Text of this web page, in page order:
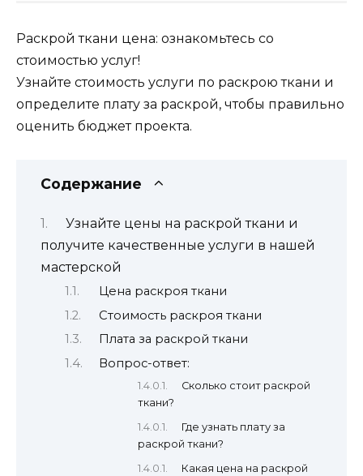
Раскрой ткани цена: ознакомьтесь со
стоимостью услуг!
Узнайте стоимость услуги по раскрою ткани и
определите плату за раскрой, чтобы правильно
оценить бюджет проекта.
Содержание
Узнайте цены на раскрой ткани и
получите качественные услуги в нашей
мастерской
Цена раскроя ткани
Стоимость раскроя ткани
Плата за раскрой ткани
Вопрос-ответ:
Сколько стоит раскрой
ткани?
Где узнать плату за
раскрой ткани?
Какая цена на раскрой